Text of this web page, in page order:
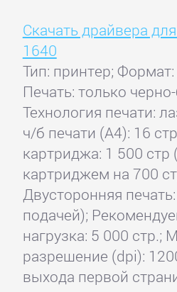
Скачать драйвера
1640
Тип: принтер;
Печать: только
Технология печати:
ч/б печати (А4): 16
картриджа: 1 500 стр
картриджем на 700
Двусторонняя
подачей);
нагрузка: 5 000 стр.;
разрешение (dpi):
выхода первой